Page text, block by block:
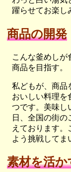
躍らせてお楽し
商品の開発
こんな釜めしが
商品を目指す。
私どもが、商品
おいしい料理を
つです。美味し
日、全国の街
えております。
よう挑戦してま
素材を活か